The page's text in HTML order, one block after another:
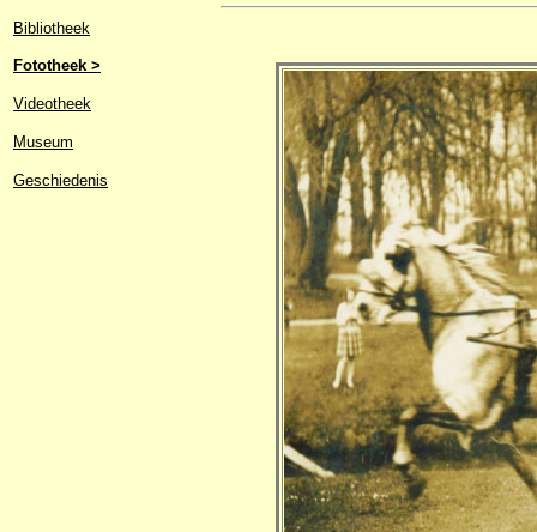
Bibliotheek
Fototheek >
Videotheek
Museum
Geschiedenis